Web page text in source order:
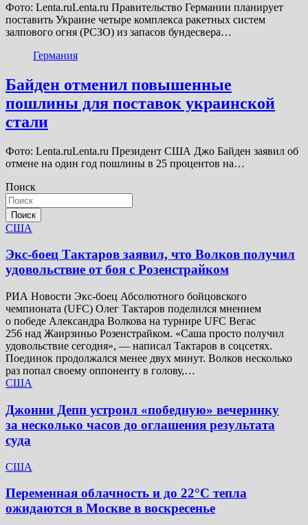
Фото: Lenta.ruLenta.ru Правительство Германии планирует
поставить Украине четыре комплекса ракетных систем
залпового огня (РСЗО) из запасов бундесвера…
Германия
Байден отменил повышенные
пошлины для поставок украинской
стали
Фото: Lenta.ruLenta.ru Президент США Джо Байден заявил об
отмене на один год пошлины в 25 процентов на…
Поиск
Поиск
США
Экс-боец Тактаров заявил, что Волков получил
удовольствие от боя с Розенстрайком
РИА Новости Экс-боец Абсолютного бойцовского
чемпионата (UFC) Олег Тактаров поделился мнением
о победе Александра Волкова на турнире UFC Вегас
256 над Жаирзиньо Розенстрайком. «Саша просто получил
удовольствие сегодня», — написал Тактаров в соцсетях.
Поединок продолжался менее двух минут. Волков несколько
раз попал своему оппоненту в голову,…
США
Джонни Депп устроил «победную» вечеринку
за несколько часов до оглашения результата
суда
США
Переменная облачность и до 22°C тепла
ожидаются в Москве в воскресенье